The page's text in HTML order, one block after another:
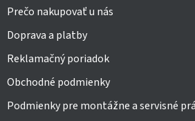
Prečo nakupovať u nás
Doprava a platby
Reklamačný poriadok
Obchodné podmienky
Podmienky pre montážne a servisné